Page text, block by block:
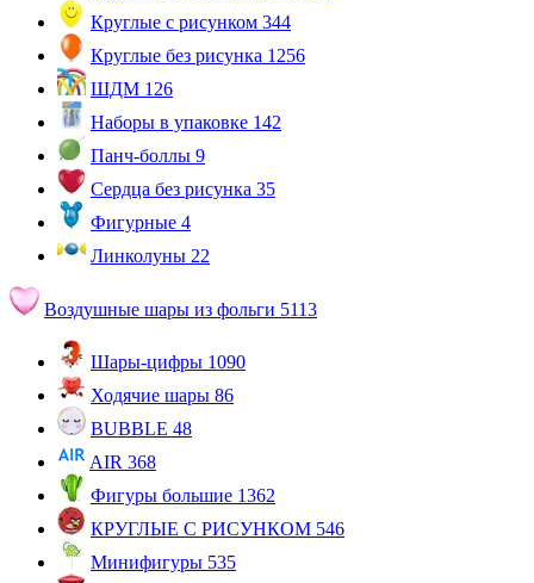
Круглые с рисунком 344
Круглые без рисунка 1256
ШДМ 126
Наборы в упаковке 142
Панч-боллы 9
Сердца без рисунка 35
Фигурные 4
Линколуны 22
Воздушные шары из фольги 5113
Шары-цифры 1090
Ходячие шары 86
BUBBLE 48
AIR 368
Фигуры большие 1362
КРУГЛЫЕ С РИСУНКОМ 546
Минифигуры 535